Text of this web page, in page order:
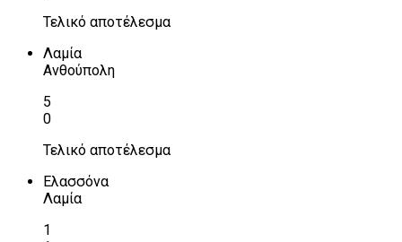
Τελικό αποτέλεσμα
Λαμία
Ανθούπολη
5
0
Τελικό αποτέλεσμα
Ελασσόνα
Λαμία
1